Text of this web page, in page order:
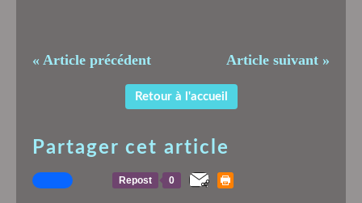
« Article précédent Article suivant »
Retour à l'accueil
Partager cet article
Repost 0